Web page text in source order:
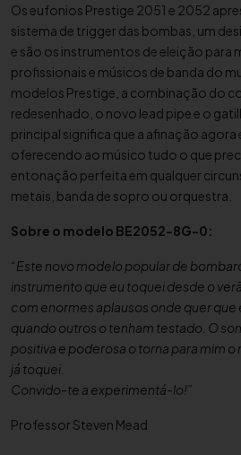
d
e
B
o
m
b
a
d
n
B
e
s
s
o
n
E
Os eufonios Prestige 2051 e 2052
sistema de trigger das bombas, um
e são os instrumentos de eleição para
profissionais e músicos de banda do
modelos Prestige, a combinação do
redesenhado, o novo lead pipe e o
principal significa que a afinação
oferecendo ao músico tudo o que
entonação perfeita em qualquer
metais, banda de sopro ou orquestra.
Sobre o modelo BE2052-8G-0:
“Este novo modelo popular de
instrumento que eu toquei desde o
com enormes aplausos onde quer que
quando outros o tenham testado. O
positiva e poderosa o torna para mim
já toquei.
Convido-te a experimentá-lo!”
Professor Steven Mead